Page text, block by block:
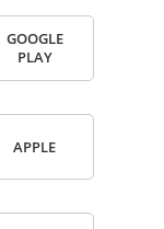
GOOGLE
PLAY
APPLE